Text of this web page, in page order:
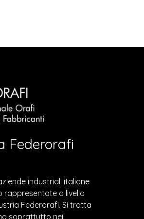
Federorafi
industriali italiane
rappresentate a livello
Federorafi. Si tratta
soprattutto nei